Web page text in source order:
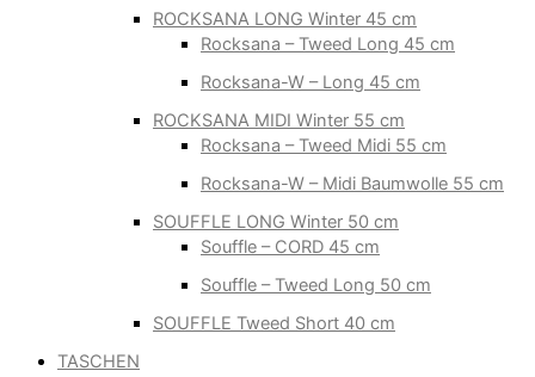
ROCKSANA LONG Winter 45 cm
Rocksana – Tweed Long 45 cm
Rocksana-W – Long 45 cm
ROCKSANA MIDI Winter 55 cm
Rocksana – Tweed Midi 55 cm
Rocksana-W – Midi Baumwolle 55 cm
SOUFFLE LONG Winter 50 cm
Souffle – CORD 45 cm
Souffle – Tweed Long 50 cm
SOUFFLE Tweed Short 40 cm
TASCHEN